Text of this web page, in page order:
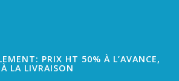
PRIX HT 50% À L’AVANCE,
LA LIVRAISON